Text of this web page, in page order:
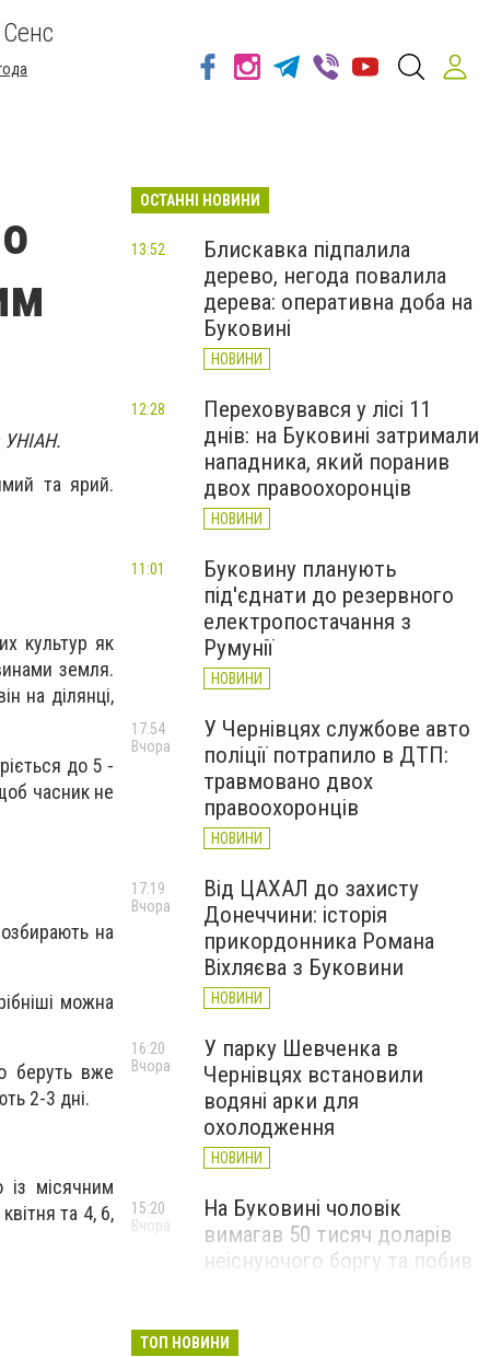
та ярий.
культур як
земля.
на ділянці,
до 5 -
часник не
на
можна
беруть вже
2-3 дні.
із місячним
та 4, 6,
ОСТАННІ НОВИНИ
Блискавка підпалила
дерево, негода повалила
дерева: оперативна доба на
Буковині
НОВИНИ
13:52
Переховувався у лісі 11
днів: на Буковині затримали
нападника, який поранив
двох правоохоронців
НОВИНИ
12:28
Буковину планують
під'єднати до резервного
електропостачання з
Румунії
НОВИНИ
11:01
У Чернівцях службове авто
поліції потрапило в ДТП:
травмовано двох
правоохоронців
НОВИНИ
17:54
Вчора
Від ЦАХАЛ до захисту
Донеччини: історія
прикордонника Романа
Віхляєва з Буковини
НОВИНИ
17:19
Вчора
У парку Шевченка в
Чернівцях встановили
водяні арки для
охолодження
НОВИНИ
16:20
Вчора
На Буковині чоловік
вимагав 50 тисяч доларів
неіснуючого боргу та побив
15:20
Вчора
ТОП НОВИНИ